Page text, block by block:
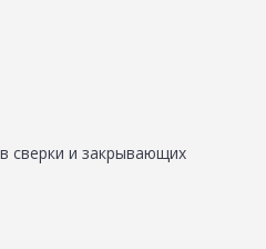
сверки и закрывающих